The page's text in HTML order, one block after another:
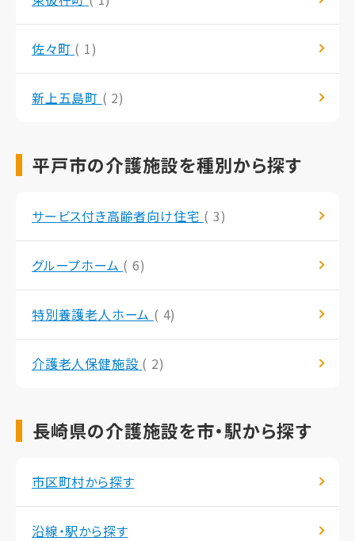
佐々町 ( 1)
新上五島町 ( 2)
平戸市の介護施設を種別から探す
サービス付き高齢者向け住宅 ( 3)
グループホーム ( 6)
特別養護老人ホーム ( 4)
介護老人保健施設 ( 2)
長崎県の介護施設を市・駅から探す
市区町村から探す
沿線・駅から探す